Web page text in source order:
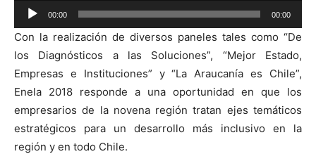
Reproductor
de
audio
00:00 00:00
Con la realización de diversos paneles tales como “De
los Diagnósticos a las Soluciones”, “Mejor Estado,
Empresas e Instituciones” y “La Araucanía es Chile”,
Enela 2018 responde a una oportunidad en que los
empresarios de la novena región tratan ejes temáticos
estratégicos para un desarrollo más inclusivo en la
región y en todo Chile.